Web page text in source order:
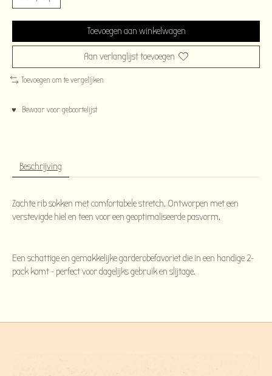
Toevoegen aan winkelwagen
Aan verlanglijst toevoegen
Toevoegen om te vergelijken
♥ Bewaar voor geboortelijst
Beschrijving
Zachte rib sokken met comfortabele stretch. Ontworpen met een
verstevigde hiel en teen voor een geoptimaliseerde pasvorm.
Een schattige en gemakkelijke garderobefavoriet die in een handige 2-
pack komt - perfect voor dagelijks gebruik en slijtage.